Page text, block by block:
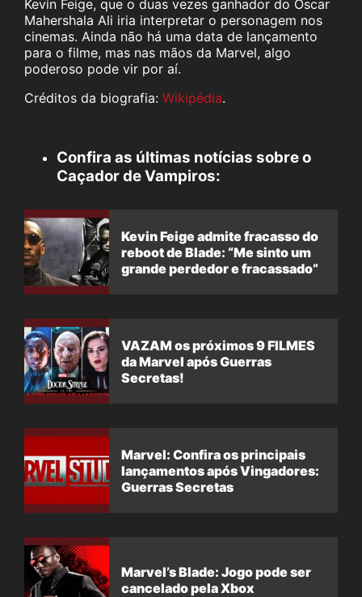
Kevin Feige, que o duas vezes ganhador do Oscar
Mahershala Ali iria interpretar o personagem nos
cinemas. Ainda não há uma data de lançamento
para o filme, mas nas mãos da Marvel, algo
poderoso pode vir por aí.
Créditos da biografia: Wikipédia.
Confira as últimas notícias sobre o
Caçador de Vampiros:
Kevin Feige admite fracasso do
reboot de Blade: “Me sinto um
grande perdedor e fracassado”
VAZAM os próximos 9 FILMES
da Marvel após Guerras
Secretas!
Marvel: Confira os principais
lançamentos após Vingadores:
Guerras Secretas
Marvel’s Blade: Jogo pode ser
cancelado pela Xbox